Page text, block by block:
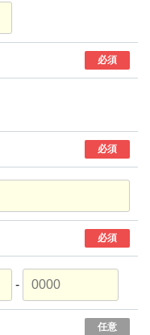
必須
必須
必須
-
任意